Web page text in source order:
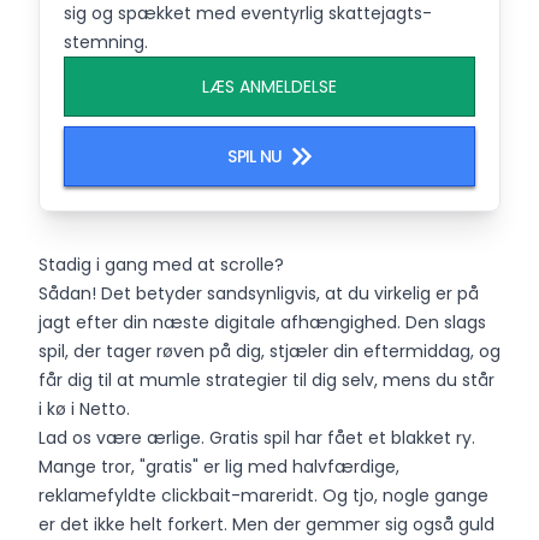
sig og spækket med eventyrlig skattejagts-
stemning.
LÆS ANMELDELSE
SPIL NU
Stadig i gang med at scrolle?
Sådan! Det betyder sandsynligvis, at du virkelig er på
jagt efter din næste digitale afhængighed. Den slags
spil, der tager røven på dig, stjæler din eftermiddag, og
får dig til at mumle strategier til dig selv, mens du står
i kø i Netto.
Lad os være ærlige. Gratis spil har fået et blakket ry.
Mange tror, "gratis" er lig med halvfærdige,
reklamefyldte clickbait-mareridt. Og tjo, nogle gange
er det ikke helt forkert. Men der gemmer sig også guld